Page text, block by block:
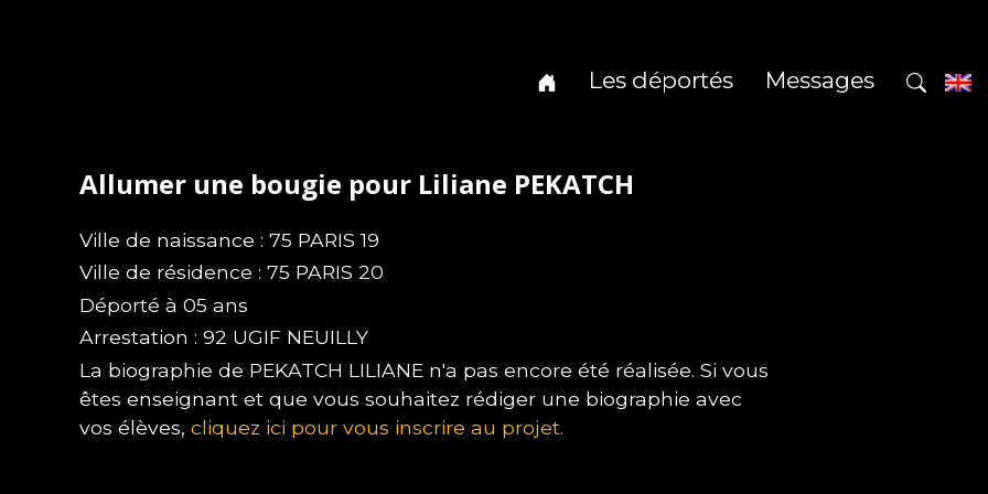
Les déportés Messages
Allumer une bougie pour Liliane PEKATCH
Ville de naissance : 75 PARIS 19
Ville de résidence : 75 PARIS 20
Déporté à 05 ans
Arrestation : 92 UGIF NEUILLY
La biographie de PEKATCH LILIANE n'a pas encore été réalisée. Si vous
êtes enseignant et que vous souhaitez rédiger une biographie avec
vos élèves, cliquez ici pour vous inscrire au projet.